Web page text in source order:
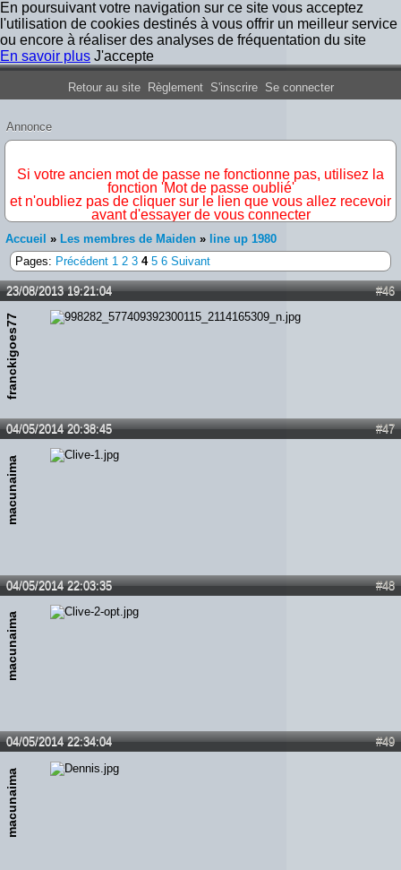
En poursuivant votre navigation sur ce site vous acceptez
l'utilisation de cookies destinés à vous offrir un meilleur service
ou encore à réaliser des analyses de fréquentation du site
En savoir plus J'accepte
Forum Iron Maiden France
Retour au site Règlement S'inscrire Se connecter
Annonce
Si votre ancien mot de passe ne fonctionne pas, utilisez la
fonction 'Mot de passe oublié'
et n'oubliez pas de cliquer sur le lien que vous allez recevoir
avant d'essayer de vous connecter
Accueil » Les membres de Maiden » line up 1980
Pages: Précédent 1 2 3 4 5 6 Suivant
#46
23/08/2013 19:21:04
franckigoes77
#47
04/05/2014 20:38:45
macunaima
#48
04/05/2014 22:03:35
macunaima
#49
04/05/2014 22:34:04
macunaima